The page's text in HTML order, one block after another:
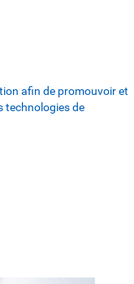
afin de promouvoir et
technologies de